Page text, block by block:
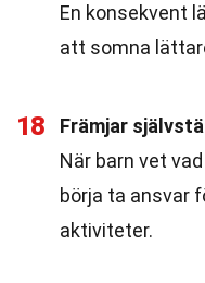
En konsekvent
att somna
18
Främjar
När barn vet
börja ta ansvar
aktiviteter.